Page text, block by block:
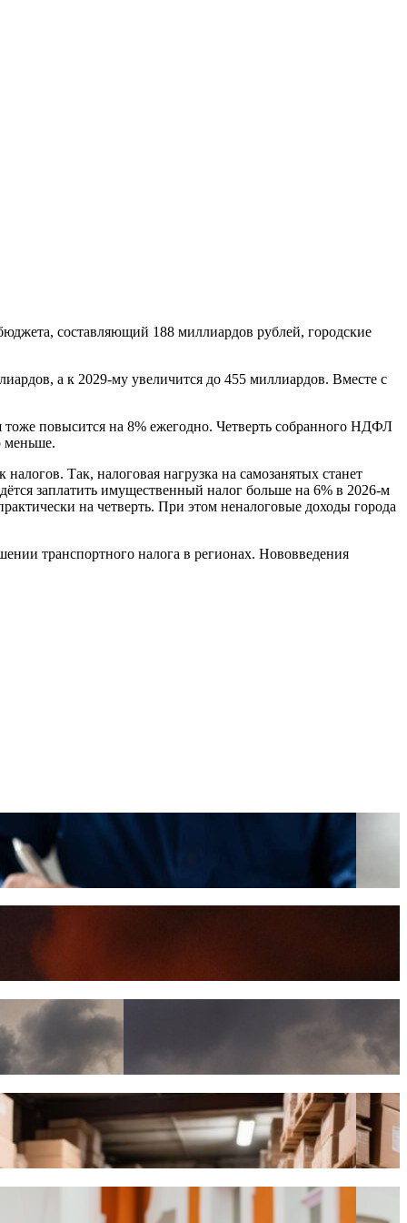
составляющий 188 миллиардов рублей, городские
а к 2029-му увеличится до 455 миллиардов. Вместе с
повысится на 8% ежегодно. Четверть собранного НДФЛ
меньше.
Так, налоговая нагрузка на самозанятых станет
заплатить имущественный налог больше на 6% в 2026-м
на четверть. При этом неналоговые доходы города
транспортного налога в регионах. Нововведения